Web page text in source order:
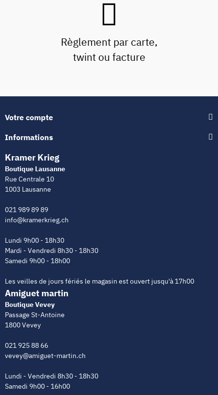
Règlement par carte,
twint ou facture
Votre compte
Informations
Kramer Krieg
Boutique Lausanne
Rue Centrale 10
1003 Lausanne
021 989 89 89
info@kramerkrieg.ch
Lundi 9h00 - 18h30
Mardi - Vendredi 8h30 - 18h30
Samedi 9h00 - 18h00
Les veilles de jours fériés le magasin est ouvert jusqu'à 17h00
Amiguet martin
Boutique Vevey
Passage St-Antoine
1800 Vevey
021 925 88 66
vevey@amiguet-martin.ch
Lundi - Vendredi 8h30 - 18h30
Samedi 9h00 - 16h00